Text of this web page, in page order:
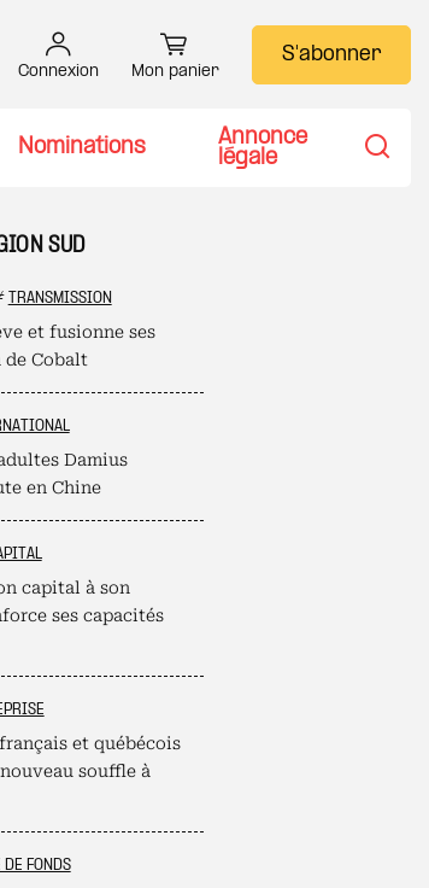
Connexion Mon panier
S'abonner
Nominations
Annonce
légale
SUD
TRANSMISSION
et fusionne ses
de Cobalt
Damius
en Chine
capital à son
ses capacités
et québécois
souffle à
DE FONDS